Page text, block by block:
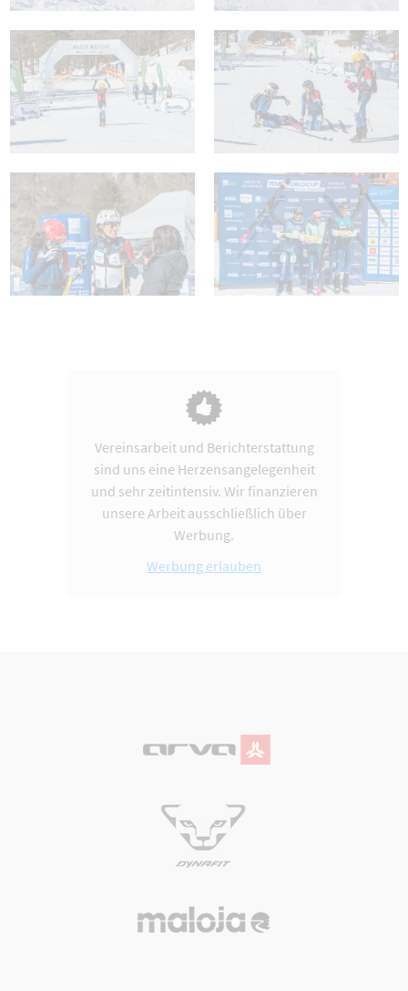
Vereinsarbeit und Berichterstattung
sind uns eine Herzensangelegenheit
und sehr zeitintensiv. Wir finanzieren
unsere Arbeit ausschließlich über
Werbung.
Werbung erlauben